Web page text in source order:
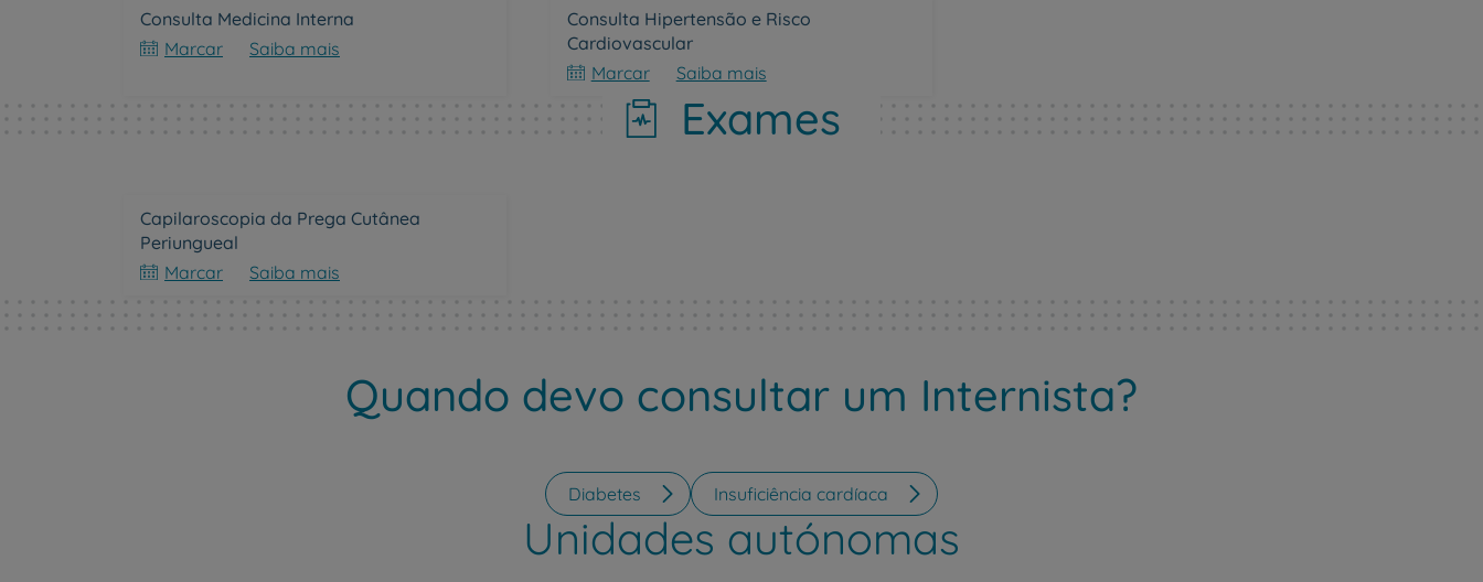
My CUF
Clientes e acompanhantes
CUF Academic Center
Consulta Medicina Interna
Marcar
Saiba mais
Consulta Hipertensão e Risco
Cardiovascular
Marcar
Saiba mais
Exames
Capilaroscopia da Prega Cutânea
Periungueal
Marcar
Saiba mais
Quando devo consultar um Internista?
Diabetes Insuficiência cardíaca
Unidades autónomas